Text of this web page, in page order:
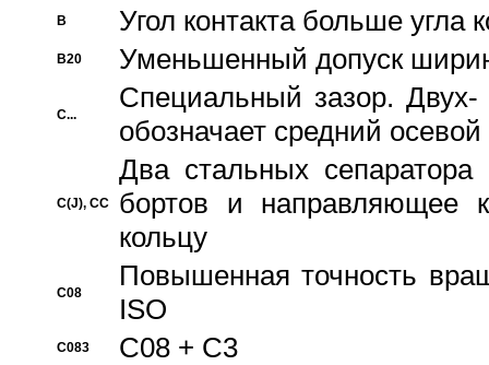
B Угол контакта больше угла
B20 Уменьшенный допуск
C...
Специальный зазор.
обозначает средний
C(J), CC
Два стальных сепаратора
бортов и направляющее
кольцу
C08
Повышенная точность
ISO
C083 C08 + C3